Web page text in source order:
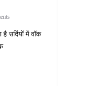
सर्दियों में वॉक